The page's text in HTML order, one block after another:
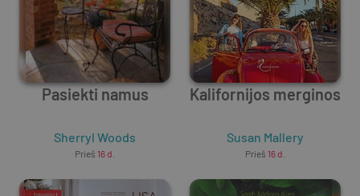
Pasiekti namus
Sherryl Woods
Prieš 16 d.
Kalifornijos merginos
Susan Mallery
Prieš 16 d.